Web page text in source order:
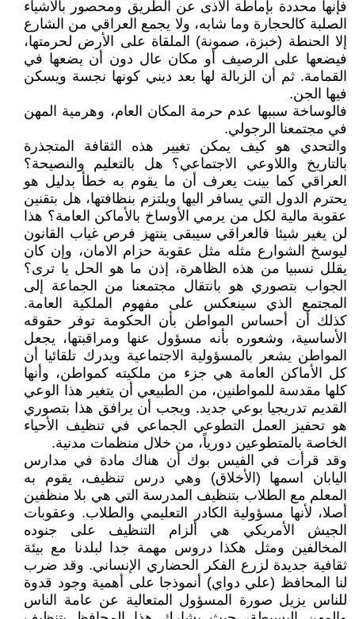
فإنها محددة بإماطة الأذى عن الطريق ومحصور بالأشياء
الصلبة كالحجارة وما شابه، ولا يجمع العراقي من الشارع
إلا الحنطة (خبزة، صمونة) الملقاة على الأرض لحرمتها،
فيضعها على الرصيف أو مكان عال دون أن يضعها في
القمامة. ثم أن الزبالة لها بعد ديني كونها نجسة ويسكن
فيها الجن.
فالوساخة سببها عدم حرمة المكان العام، وهرمية المهن
في مجتمعنا الرجولي.
والتحدي هو كيف يمكن تغيير هذه الثقافة المتجذرة
بالتاريخ واللاوعي الاجتماعي؟ هل بالتعليم والنصيحة؟
العراقي كما بينت يعرف أن ما يقوم به خطأ بدليل هو
يحترم الدول التي يسافر اليها ويلتزم بنظافتها، هل بتقنين
عقوبة مالية لكل من يرمي الأوساخ بالأماكن العامة؟ هذا
لن يغير شيئا فالعراقي سيبقى ينتهز فرص غياب القانون
ليوسخ الشوارع مثله مثل عقوبة حزام الامان، وإن كان
يقلل نسبيا من هذه الظاهرة، إذن ما هو الحل يا ترى؟
الجواب بتصوري هو بانتقال مجتمعنا من الجماعة إلى
المجتمع الذي سينعكس على مفهوم الملكية العامة.
كذلك أن أحساس المواطن بأن الحكومة توفر حقوقه
الأساسية، وشعوره بأنه مسؤول عنها ومراقبتها، يجعل
المواطن يشعر بالمسؤولية الاجتماعية ويدرك تلقائيا أن
كل الأماكن العامة هي جزء من ملكيته كمواطن، وأنها
كلها مقدسة للمواطنين، من الطبيعي أن يتغير هذا الوعي
القديم تدريجيا بوعي جديد. ويجب أن يرافق هذا بتصوري
هو تحفيز العمل التطوعي الجماعي في تنظيف الأحياء
الخاصة بالمتطوعين دورياً، من خلال منظمات مدنية.
وقد قرأت في الفيس بوك أن هناك مادة في مدارس
اليابان اسمها (الأخلاق) وهي درس تنظيف، يقوم به
المعلم مع الطلاب بتنظيف المدرسة التي هي بلا منظفين
أصلا، لأنها مسؤولية الكادر التعليمي والطلاب. وعقوبات
الجيش الأمريكي هي ألزام التنظيف على جنوده
المخالفين ومثل هكذا دروس مهمة جدا لبلدنا مع بيئة
ثقافية جديدة لزرع الفكر الحضاري الإنساني. وقد ضرب
لنا المحافظ (علي دواي) أنموذجا على أهمية وجود قدوة
للناس يزيل صورة المسؤول المتعالية عن عامة الناس